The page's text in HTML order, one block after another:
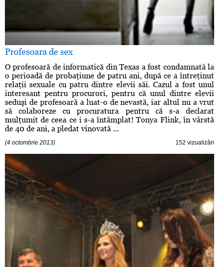
Profesoara de sex
O profesoară de informatică din Texas a fost condamnată la
o perioadă de probaţiune de patru ani, după ce a întreţinut
relaţii sexuale cu patru dintre elevii săi. Cazul a fost unul
interesant pentru procurori, pentru că unul dintre elevii
seduşi de profesoară a luat-o de nevastă, iar altul nu a vrut
să colaboreze cu procuratura pentru că s-a declarat
mulţumit de ceea ce i s-a întâmplat! Tonya Flink, în vârstă
de 40 de ani, a pledat vinovată ...
(4 octombrie 2013) 152 vizualizări